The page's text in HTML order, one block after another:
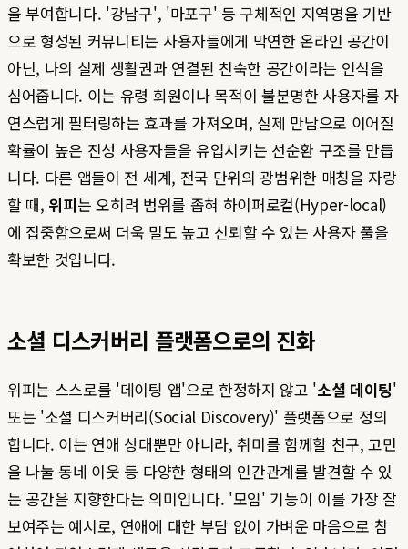
을 부여합니다. '강남구', '마포구' 등 구체적인 지역명을 기반
으로 형성된 커뮤니티는 사용자들에게 막연한 온라인 공간이
아닌, 나의 실제 생활권과 연결된 친숙한 공간이라는 인식을
심어줍니다. 이는 유령 회원이나 목적이 불분명한 사용자를 자
연스럽게 필터링하는 효과를 가져오며, 실제 만남으로 이어질
확률이 높은 진성 사용자들을 유입시키는 선순환 구조를 만듭
니다. 다른 앱들이 전 세계, 전국 단위의 광범위한 매칭을 자랑
할 때, 위피는 오히려 범위를 좁혀 하이퍼로컬(Hyper-local)
에 집중함으로써 더욱 밀도 높고 신뢰할 수 있는 사용자 풀을
확보한 것입니다.
소셜 디스커버리 플랫폼으로의 진화
위피는 스스로를 '데이팅 앱'으로 한정하지 않고 '소셜 데이팅'
또는 '소셜 디스커버리(Social Discovery)' 플랫폼으로 정의
합니다. 이는 연애 상대뿐만 아니라, 취미를 함께할 친구, 고민
을 나눌 동네 이웃 등 다양한 형태의 인간관계를 발견할 수 있
는 공간을 지향한다는 의미입니다. '모임' 기능이 이를 가장 잘
보여주는 예시로, 연애에 대한 부담 없이 가벼운 마음으로 참